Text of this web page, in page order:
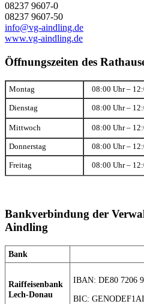
08237 9607-0
08237 9607-50
info@vg-aindling.de
www.vg-aindling.de
Öffnungszeiten des
Montag 08:00 Uhr –
Dienstag 08:00 Uhr –
Mittwoch 08:00 Uhr –
Donnerstag 08:00 Uhr –
Freitag 08:00 Uhr –
Bankverbindung der
Aindling
Bank
Raiffeisenbank
Lech-Donau
IBAN: DE80 7206
BIC: